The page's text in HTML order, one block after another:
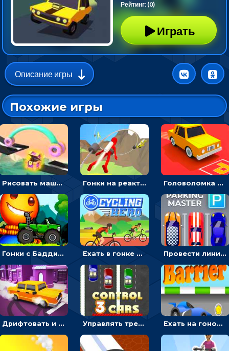
Рейтинг: (0)
Играть
Описание игры
Похожие игры
Рисовать машину и выигрывать гонку - для мальчиков Гонки на реактивном ранце: избегать преград, чтобы лететь к финишу Головоломка Парк-стоянка: рисовать линии, чтобы парковать машины
Гонки с Бадди: ехать на джипе и собирать монеты Ехать в гонке на велосипедах через трамплины к финишу на скорость - спортивные Провести линию, чтобы припарковать машину на место и собрать монеты - гонки
Дрифтовать и парковаться на городской трассе - гонки Управлять тремя машинками в разных рядах на трассе - гонки Ехать на гоночной машине, чтобы обходить преграды и собирать звезды - для мальчиков